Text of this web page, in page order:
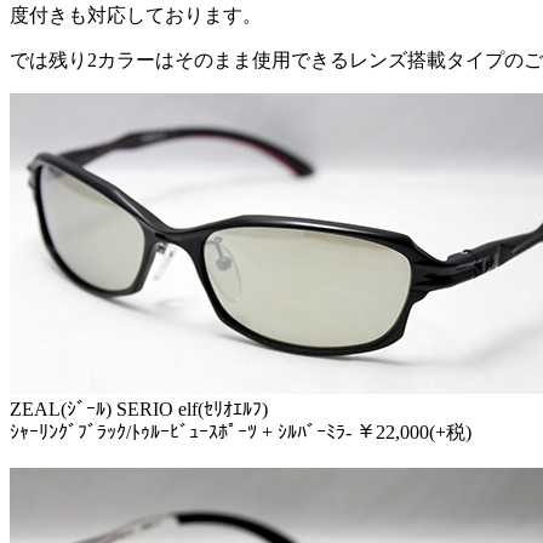
度付きも対応しております。
では残り2カラーはそのまま使用できるレンズ搭載タイプの
ZEAL(ｼﾞｰﾙ) SERIO elf(ｾﾘｵｴﾙﾌ)
ｼｬｰﾘﾝｸﾞﾌﾞﾗｯｸ/ﾄｩﾙｰﾋﾞｭｰｽﾎﾟｰﾂ + ｼﾙﾊﾞｰﾐﾗ- ￥22,000(+税)